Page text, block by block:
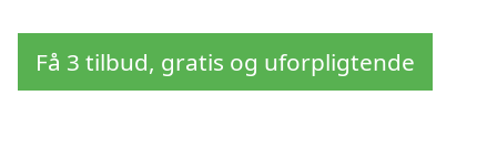
Få 3 tilbud, gratis og uforpligtende